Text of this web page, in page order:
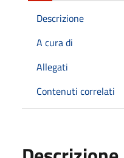
Descrizione
A cura di
Allegati
Contenuti correlati